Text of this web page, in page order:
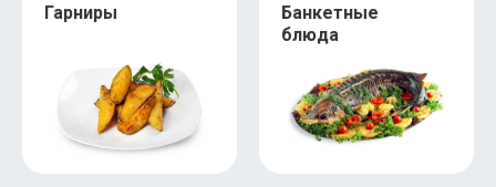
Гарниры
Банкетные
блюда